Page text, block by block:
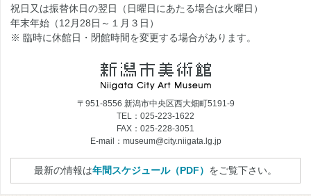
祝日又は振替休日の翌日（日曜日にあたる場合は火曜日）
年末年始（12月28日～１月３日）
※ 臨時に休館日・閉館時間を変更する場合があります。
〒951-8556 新潟市中央区西大畑町5191-9
TEL：025-223-1622
FAX：025-228-3051
E-mail：museum@city.niigata.lg.jp
最新の情報は年間スケジュール（PDF） をご覧下さい。